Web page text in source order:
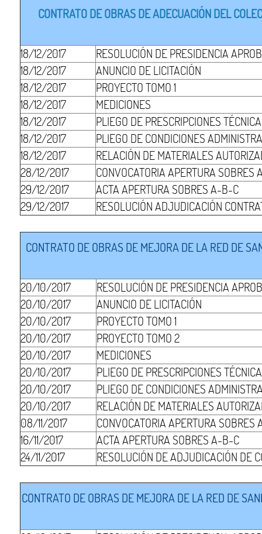
CONTRATO DE OBRAS DE ADECUACIÓN DEL
18/12/2017
RESOLUCIÓN DE PRESIDENCIA
18/12/2017
ANUNCIO DE LICITACIÓN
18/12/2017
PROYECTO TOMO 1
18/12/2017
MEDICIONES
18/12/2017
PLIEGO DE PRESCRIPCIONES
18/12/2017
PLIEGO DE CONDICIONES
18/12/2017
RELACIÓN DE MATERIALES
28/12/2017
CONVOCATORIA APERTURA SOBRES
29/12/2017
ACTA APERTURA SOBRES A-B-C
29/12/2017
RESOLUCIÓN ADJUDICACIÓN
CONTRATO DE OBRAS DE MEJORA DE LA RED DE
20/10/2017
RESOLUCIÓN DE PRESIDENCIA
20/10/2017
ANUNCIO DE LICITACIÓN
20/10/2017
PROYECTO TOMO 1
20/10/2017
PROYECTO TOMO 2
20/10/2017
MEDICIONES
20/10/2017
PLIEGO DE PRESCRIPCIONES
20/10/2017
PLIEGO DE CONDICIONES
20/10/2017
RELACIÓN DE MATERIALES
08/11/2017
CONVOCATORIA APERTURA
16/11/2017
ACTA APERTURA SOBRES A-B-C
24/11/2017
RESOLUCIÓN DE ADJUDICACIÓN DE
CONTRATO DE OBRAS DE MEJORA DE LA RED DE